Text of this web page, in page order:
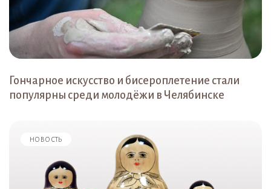
Гончарное искусство и бисероплетение стали
популярны среди молодёжи в Челябинске
НОВОСТЬ